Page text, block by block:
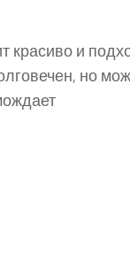
красиво и
но